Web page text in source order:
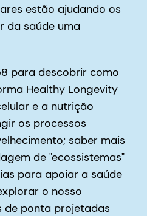
estão ajudando os
da saúde uma
para descobrir como
Healthy Longevity
e a nutrição
os processos
saber mais
de "ecossistemas"
para apoiar a saúde
o nosso
de ponta projetadas